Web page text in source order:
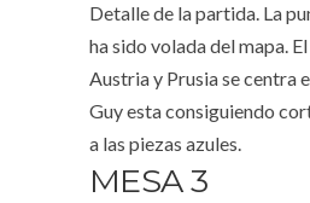
Detalle de la partida. La
ha sido volada del mapa.
Austria y Prusia se centra
Guy esta consiguiendo
a las piezas azules.
MESA 3